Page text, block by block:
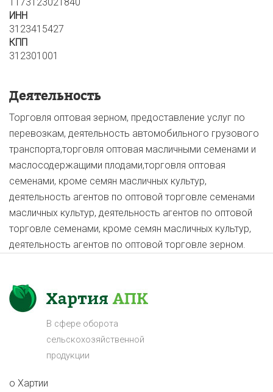
ИНН
3123415427
КПП
312301001
Деятельность
Торговля оптовая зерном, предоставление услуг по
перевозкам, деятельность автомобильного грузового
транспорта,торговля оптовая масличными семенами и
маслосодержащими плодами,торговля оптовая
семенами, кроме семян масличных культур,
деятельность агентов по оптовой торговле семенами
масличных культур, деятельность агентов по оптовой
торговле семенами, кроме семян масличных культур,
деятельность агентов по оптовой торговле зерном.
В сфере оборота
сельскохозяйственной
продукции
о Хартии